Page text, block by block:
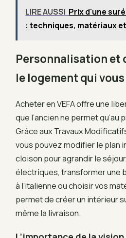
LIRE AUSSI Prix d'une
: techniques, matériaux
Personnalisation et
le logement qui
Acheter en VEFA offre une
que l’ancien ne permet qu’au
Grâce aux Travaux
vous pouvez modifier le plan
cloison pour agrandir le
électriques, transformer une
à l’italienne ou choisir vos
permet de créer un intérieur
même la livraison.